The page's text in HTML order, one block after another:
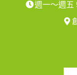
週一～週五